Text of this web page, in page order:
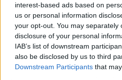
interest-based ads based on
us or personal information
your opt-out. You may separately
disclosure of your personal
IAB’s list of downstream
also be disclosed by us to third
Downstream Participants that
en el monto final. La
línea permite crear y
en tiempo real, ajustando
obtener la prenda
adaptan a grupos de
equipos pequeños hasta